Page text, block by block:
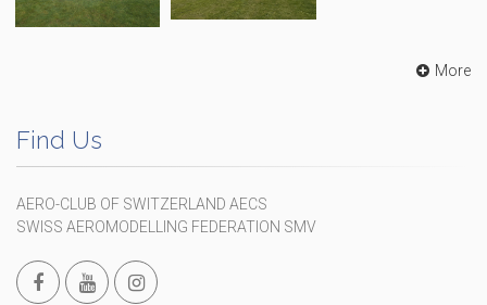
More
Find Us
AERO-CLUB OF SWITZERLAND AECS
SWISS AEROMODELLING FEDERATION SMV